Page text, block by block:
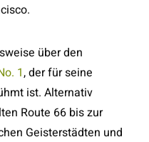
über den
1, der für seine
ist. Alternativ
Route 66 bis zur
Geisterstädten und